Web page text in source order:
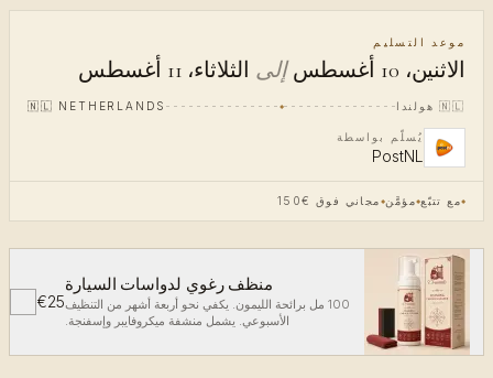
موعد التسليم
الاثنين، 10 أغسطس إلى الثلاثاء، 11 أغسطس
🇳🇱 هولندا 🇳🇱 NETHERLANDS
يُسلّم بواسطة
PostNL
مع تتبّع مؤمَّن مجاني فوق €150
منظف رغوي لدواسات السيارة
100 مل برائحة الليمون. يكفي نحو أربعة أشهر من التنظيف
الأسبوعي. يشمل منشفة ميكروفايبر وإسفنجة.
€25